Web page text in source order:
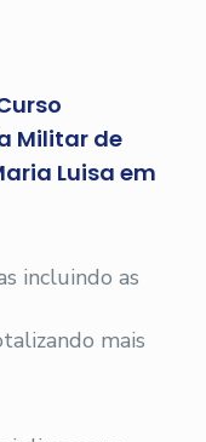
Militar de
Luisa em
incluindo as
mais